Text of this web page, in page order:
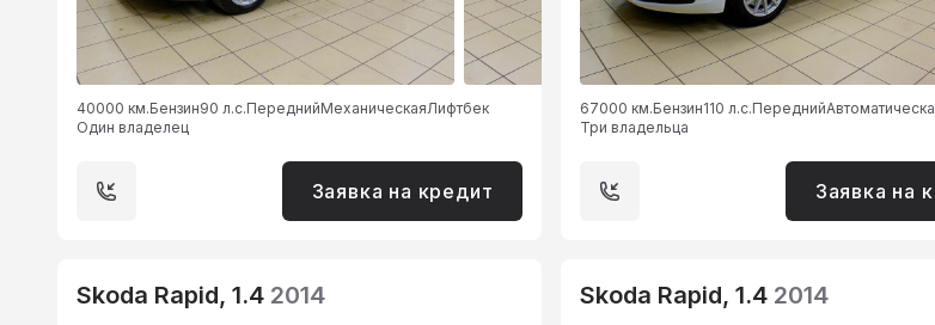
40000 км.Бензин90 л.с.ПереднийМеханическаяЛифтбек
Один владелец
Заявка на кредит
67000 км.Бензин110 л.с.Передний
Три владельца
Заявка на
Skoda Rapid, 1.4 2014 Skoda Rapid, 1.4 2014